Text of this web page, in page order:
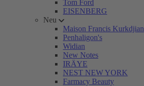
Tom Ford
EISENBERG
Neu
Maison Francis Kurkdjian
Penhaligon's
Widian
New Notes
IRÄYE
NEST NEW YORK
Farmacy Beauty